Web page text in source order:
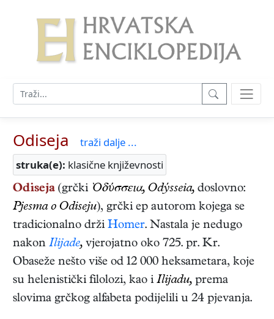
Odiseja
traži dalje ...
struka(e): klasične književnosti
Odiseja (grčki Ὀδύσσεια, Odýsseia, doslovno:
Pjesma o Odiseju), grčki ep autorom kojega se
tradicionalno drži Homer. Nastala je nedugo
nakon Ilijade, vjerojatno oko 725. pr. Kr.
Obaseže nešto više od 12 000 heksametara, koje
su helenistički filolozi, kao i Ilijadu, prema
slovima grčkog alfabeta podijelili u 24 pjevanja.